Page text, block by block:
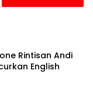
Rintisan Andi
English